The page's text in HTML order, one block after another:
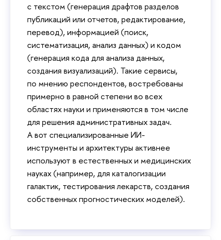
с текстом (генерация драфтов разделов
публикаций или отчетов, редактирование,
перевод), информацией (поиск,
систематизация, анализ данных) и кодом
(генерация кода для анализа данных,
создания визуализаций). Такие сервисы,
по мнению респондентов, востребованы
примерно в равной степени во всех
областях науки и применяются в том числе
для решения административных задач.
А вот специализированные ИИ-
инструменты и архитектуры активнее
используют в естественных и медицинских
науках (например, для каталогизации
галактик, тестирования лекарств, создания
собственных прогностических моделей).